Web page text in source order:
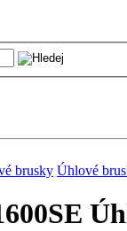
brusky Úhlové